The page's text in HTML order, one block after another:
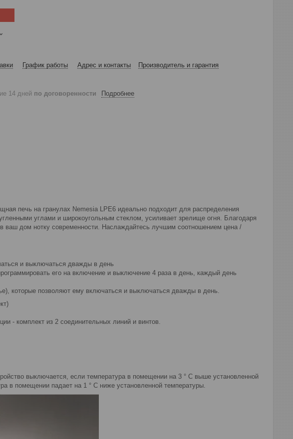
График работы Адрес и контакты Производитель и гарантия
14 дней по договоренности Подробнее
печь на гранулах Nemesia LPE6 идеально подходит для распределения
углами и широкоугольным стеклом, усиливает зрелище огня. Благодаря
ваш дом нотку современности. Наслаждайтесь лучшим соотношением цена /
и выключаться дважды в день
его на включение и выключение 4 раза в день, каждый день
которые позволяют ему включаться и выключаться дважды в день.
- комплект из 2 соединительных линий и винтов.
выключается, если температура в помещении на 3 ° C выше установленной
в помещении падает на 1 ° C ниже установленной температуры.